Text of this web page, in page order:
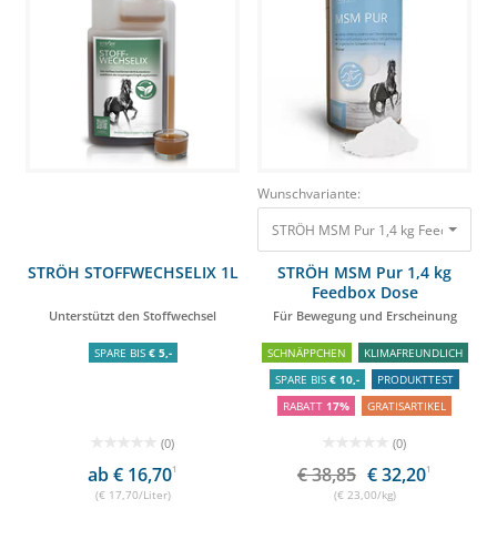
STRÖH STOFFWECHSELIX 1L
Unterstützt den Stoffwechsel
SPARE BIS € 5,-
(0)
ab € 16,701
(€ 17,70/Liter)
Wunschvariante:
STRÖH MSM Pur 1,4 kg Feedbox
STRÖH MSM Pur 1,4 kg
Feedbox Dose
Für Bewegung und Erscheinung
SCHNÄPPCHEN
KLIMAFREUNDLICH
SPARE BIS € 10,-
PRODUKTTEST
RABATT 17% GRATISARTIKEL
(0)
€ 38,85 € 32,201
(€ 23,00/kg)